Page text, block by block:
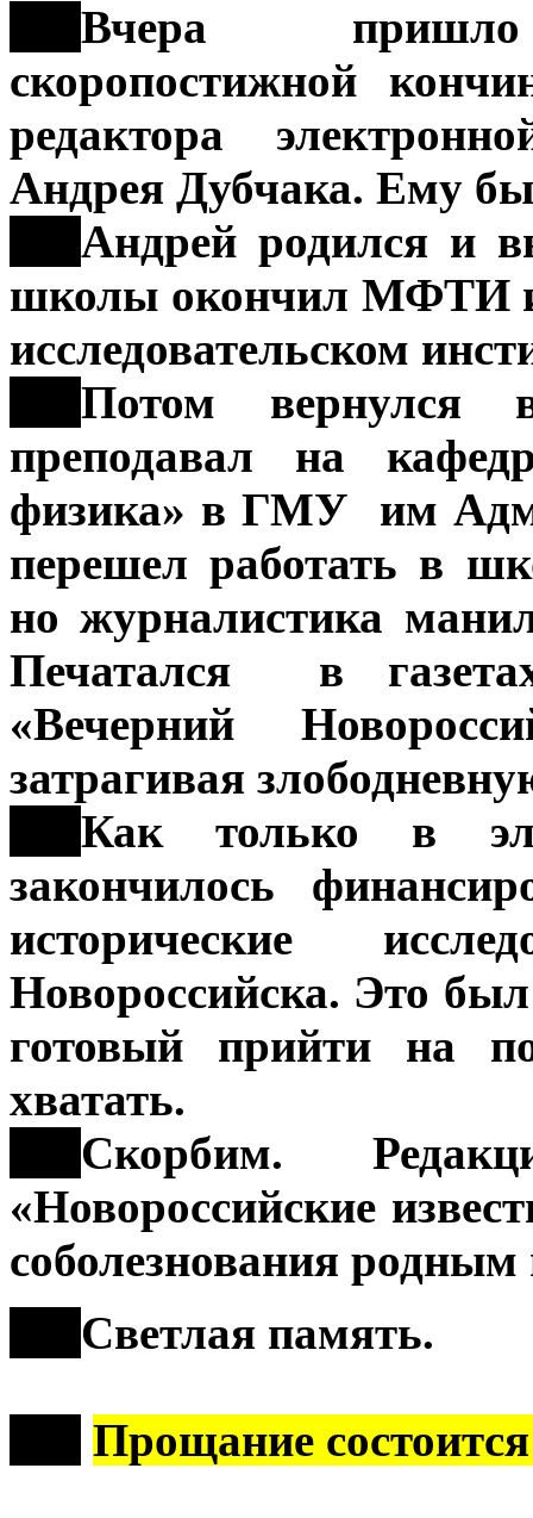
Вчера пришло
скоропостижной
редактора
Андрея Дубчака. Ему
Андрей родился и
школы окончил МФТИ и
исследовательском
Потом вернулся
преподавал на
физика» в ГМУ им
перешел работать в
но журналистика
Печатался в
«Вечерний
затрагивая
Как только в
закончилось
исторические
Новороссийска. Это
готовый прийти на
хватать.
Скорбим.
«Новороссийские
соболезнования
Светлая память.
Прощание состоится